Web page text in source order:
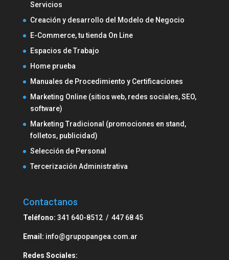
Servicios
Creación y desarrollo del Modelo de Negocio
E-Commerce, tu tienda On Line
Espacios de Trabajo
Home prueba
Manuales de Procedimiento y Certificaciones
Marketing Online (sitios web, redes sociales, SEO,
software)
Marketing Tradicional (promociones en stand,
folletos, publicidad)
Selección de Personal
Tercerización Administrativa
Contactanos
Teléfono: 341 640-8512 / 447 68 45
Email: info@grupopangea.com.ar
Redes Sociales: